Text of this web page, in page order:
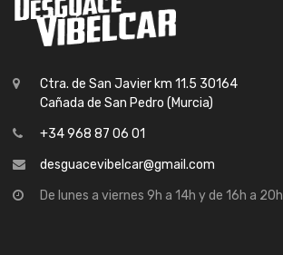
Ctra. de San Javier km 11.5 30164
Cañada de San Pedro (Murcia)
+34 968 87 06 01
desguacevibelcar@gmail.com
De lunes a viernes 9h a 14h y de 16h a 20h